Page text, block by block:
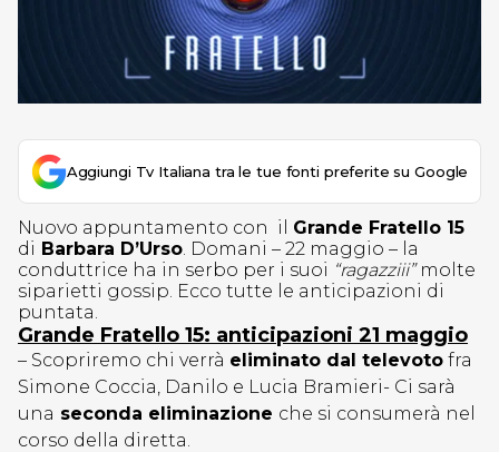
Aggiungi Tv Italiana tra le tue fonti preferite su Google
Nuovo appuntamento con il Grande Fratello 15
di Barbara D’Urso. Domani – 22 maggio – la
conduttrice ha in serbo per i suoi “ragazziii”molte
siparietti gossip. Ecco tutte le anticipazioni di
puntata.
Grande Fratello 15: anticipazioni 21 maggio
– Scopriremo chi verrà eliminato dal televoto fra
Simone Coccia, Danilo e Lucia Bramieri- Ci sarà
una seconda eliminazione che si consumerà nel
corso della diretta.